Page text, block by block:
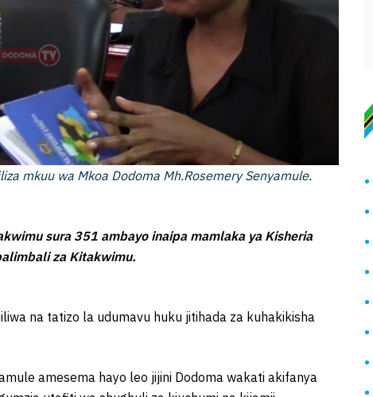
mkuu wa Mkoa Dodoma Mh.Rosemery Senyamule.
sura 351 ambayo inaipa mamlaka ya Kisheria
za Kitakwimu.
na tatizo la udumavu huku jitihada za kuhakikisha
amesema hayo leo jijini Dodoma wakati akifanya